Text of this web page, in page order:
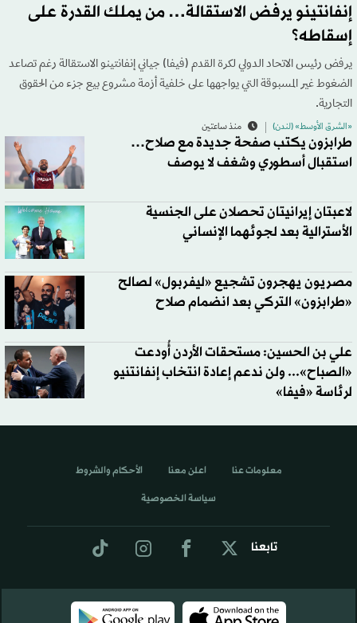
إنفانتينو يرفض الاستقالة… من يملك القدرة على
إسقاطه؟
يرفض رئيس الاتحاد الدولي لكرة القدم (فيفا) جياني إنفانتينو الاستقالة رغم تصاعد
الضغوط غير المسبوقة التي يواجهها على خلفية أزمة مشروع بيع جزء من الحقوق
التجارية.
«الشرق الأوسط» (لندن) منذ ساعتين
طرابزون يكتب صفحة جديدة مع صلاح…
استقبال أسطوري وشغف لا يوصف
لاعبتان إيرانيتان تحصلان على الجنسية
الأسترالية بعد لجوئهما الإنساني
مصريون يهجرون تشجيع «ليفربول» لصالح
«طرابزون» التركي بعد انضمام صلاح
علي بن الحسين: مستحقات الأردن أُودعت
«الصباح»... ولن ندعم إعادة انتخاب إنفانتنيو
لرئاسة «فيفا»
تابعنا
معلومات عنا اعلن معنا الأحكام والشروط
سياسة الخصوصية